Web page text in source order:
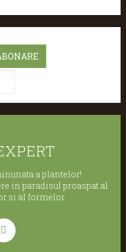
a plantelor!
in paradisul proaspat al
si al formelor.